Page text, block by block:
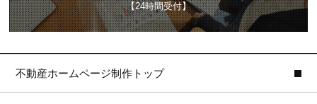
【24時間受付】
不動産ホームページ制作トップ